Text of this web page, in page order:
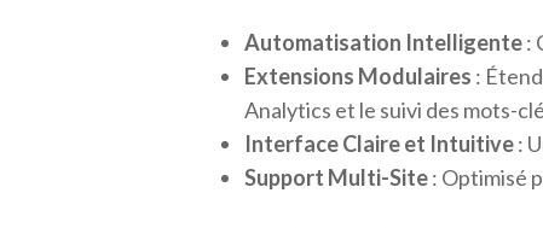
Automatisation Intelligente:
Extensions Modulaires :
Analytics et le suivi des mots-
Interface Claire et Intuitive:
Support Multi-Site: Optimisé